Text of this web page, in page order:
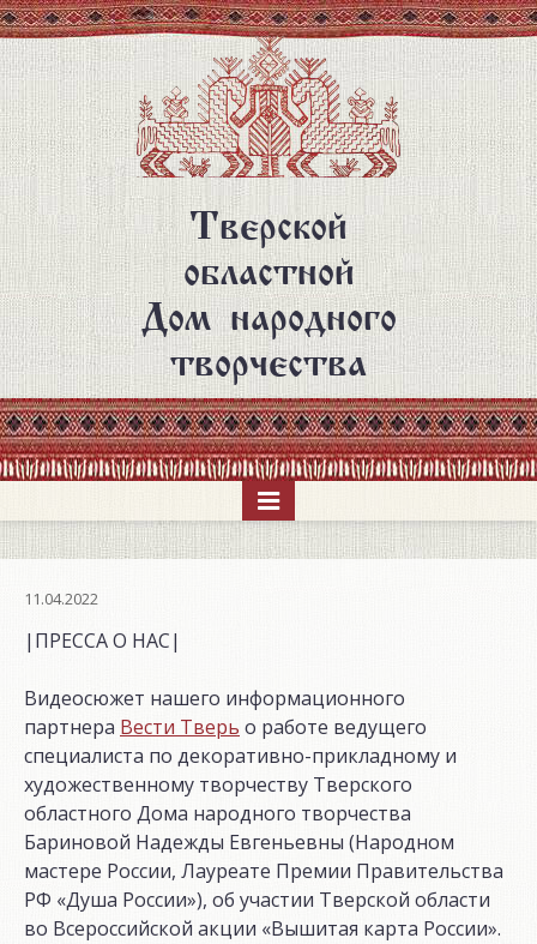
Перейти
к
основному
содержанию
Тверской
областной
Дом народного
творчества
11.04.2022
|ПРЕССА О НАС|
Видеосюжет нашего информационного
партнера Вести Тверь о работе ведущего
специалиста по декоративно-прикладному и
художественному творчеству Тверского
областного Дома народного творчества
Бариновой Надежды Евгеньевны (Народном
мастере России, Лауреате Премии Правительства
РФ «Душа России»), об участии Тверской области
во Всероссийской акции «Вышитая карта России».